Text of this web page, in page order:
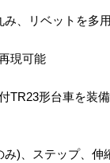
、リベットを多
現可能
TR23形台車を装備
)、ステップ、伸